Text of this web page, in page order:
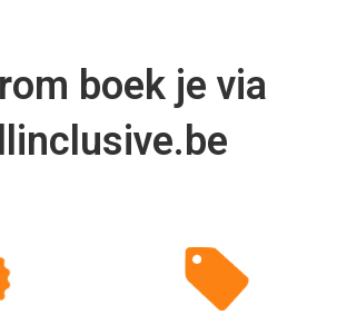
boek je via